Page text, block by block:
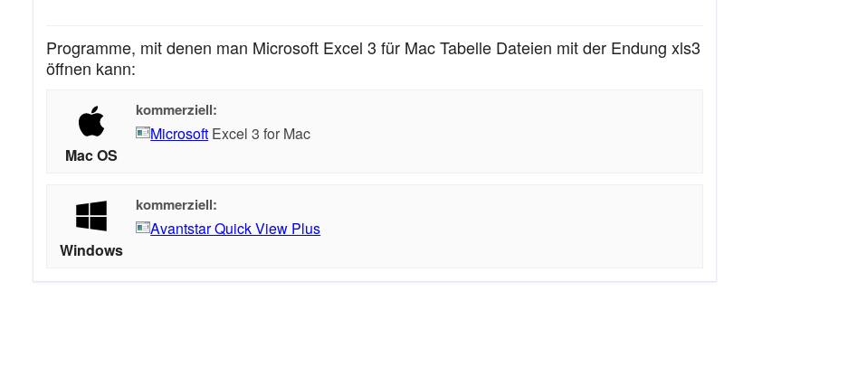
Programme, mit denen man Microsoft Excel 3 für Mac Tabelle Dateien mit der Endung xls3
öffnen kann:
Mac OS
kommerziell:
Microsoft Excel 3 for Mac
Windows
kommerziell:
Avantstar Quick View Plus